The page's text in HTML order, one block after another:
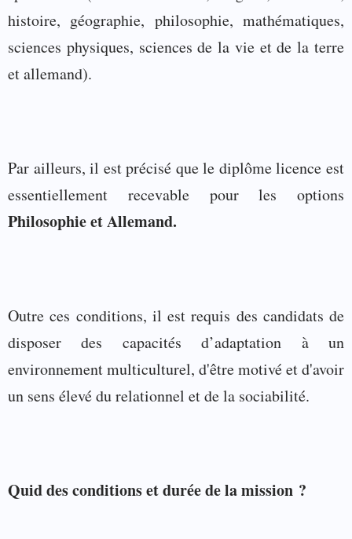
histoire, géographie, philosophie, mathématiques,
sciences physiques, sciences de la vie et de la terre
et allemand).
Par ailleurs, il est précisé que le diplôme licence est
essentiellement recevable pour les options
Philosophie et Allemand.
Outre ces conditions, il est requis des candidats de
disposer des capacités d’adaptation à un
environnement multiculturel, d'être motivé et d'avoir
un sens élevé du relationnel et de la sociabilité.
Quid des conditions et durée de la mission ?